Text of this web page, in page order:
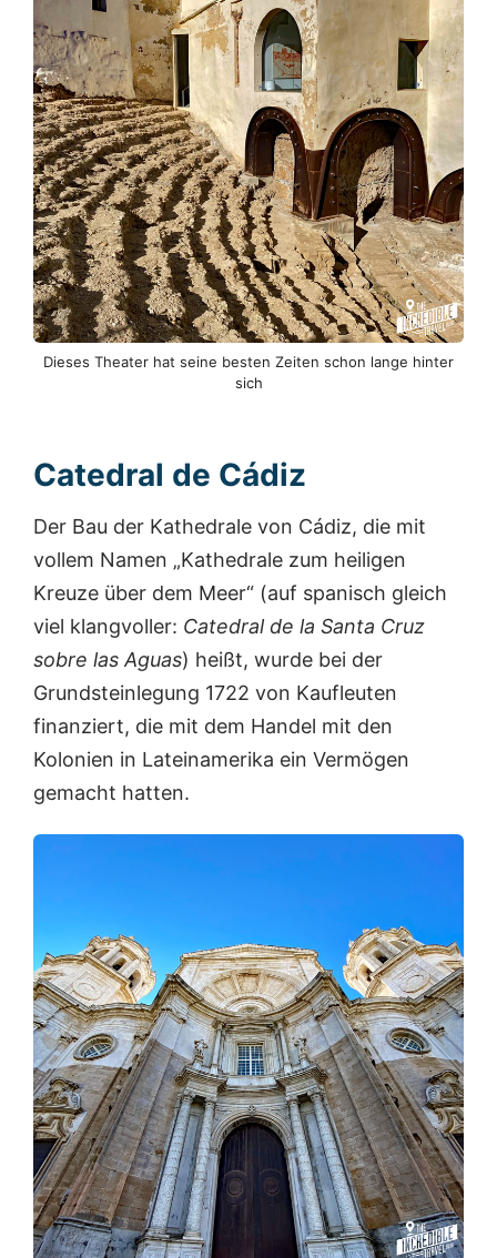
Dieses Theater hat seine besten Zeiten schon lange hinter
sich
Catedral de Cádiz
Der Bau der Kathedrale von Cádiz, die mit
vollem Namen „Kathedrale zum heiligen
Kreuze über dem Meer“ (auf spanisch gleich
viel klangvoller: Catedral de la Santa Cruz
sobre las Aguas) heißt, wurde bei der
Grundsteinlegung 1722 von Kaufleuten
finanziert, die mit dem Handel mit den
Kolonien in Lateinamerika ein Vermögen
gemacht hatten.